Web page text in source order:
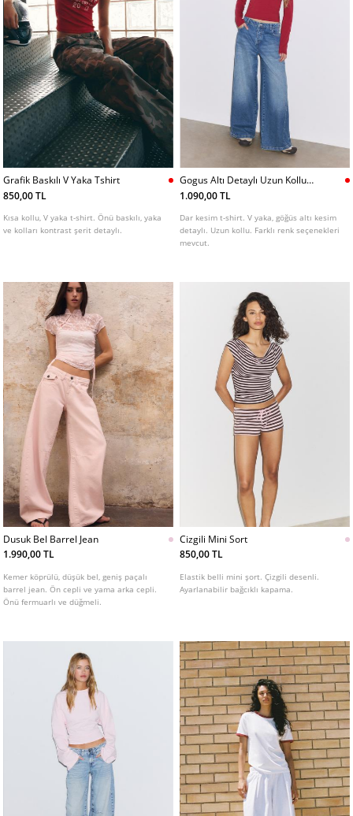
Grafik Baskılı V Yaka Tshirt
850,00 TL
Kısa kollu, V yaka t-shirt. Önü baskılı, yaka
ve kolları kontrast şerit detaylı.
Gogus Altı Detaylı Uzun Kollu
Tshirt
1.090,00 TL
Dar kesim t-shirt. V yaka, göğüs altı kesim
detaylı. Uzun kollu. Farklı renk seçenekleri
mevcut.
Dusuk Bel Barrel Jean
1.990,00 TL
Kemer köprülü, düşük bel, geniş paçalı
barrel jean. Ön cepli ve yama arka cepli.
Önü fermuarlı ve düğmeli.
Cizgili Mini Sort
850,00 TL
Elastik belli mini şort. Çizgili desenli.
Ayarlanabilir bağcıklı kapama.